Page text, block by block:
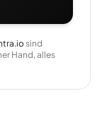
sind
Hand, alles